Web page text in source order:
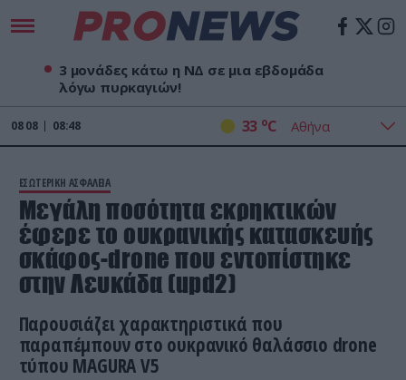
3 μονάδες κάτω η ΝΔ σε μια εβδομάδα
λόγω πυρκαγιών!
08 08 08:48 33 oC
ΕΣΩΤΕΡΙΚΗ ΑΣΦΑΛΕΙΑ
Μεγάλη ποσότητα εκρηκτικών
έφερε το ουκρανικής κατασκευής
σκάφος-drone που εντοπίστηκε
στην Λευκάδα (upd2)
Παρουσιάζει χαρακτηριστικά που
παραπέμπουν στο ουκρανικό θαλάσσιο drone
τύπου MAGURA V5